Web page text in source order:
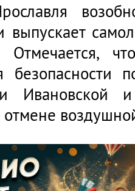
выпускает
Отмечается,
безопасности
Ивановской